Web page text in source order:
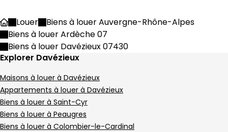
295 000 €
Saint-Clair - 07430
Maison • 5 pièces • 135 m²
DPE :
A 4 chambres
,
Terrain 1156 m²
1 Terrasse
AccueilLouer
Biens à louer Auvergne-Rhône-Alpes
Biens à louer Ardèche 07
Biens à louer Davézieux 07430
Explorer Davézieux
Maisons à louer à Davézieux
Appartements à louer à Davézieux
Biens à louer à Saint-Cyr
Biens à louer à Peaugres
Biens à louer à Colombier-le-Cardinal